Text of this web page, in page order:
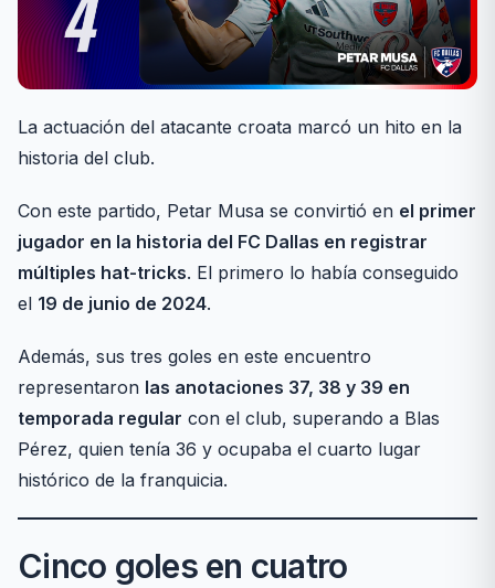
La actuación del atacante croata marcó un hito en la
historia del club.
Con este partido, Petar Musa se convirtió en el primer
jugador en la historia del FC Dallas en registrar
múltiples hat-tricks. El primero lo había conseguido
el 19 de junio de 2024.
Además, sus tres goles en este encuentro
representaron las anotaciones 37, 38 y 39 en
temporada regular con el club, superando a Blas
Pérez, quien tenía 36 y ocupaba el cuarto lugar
histórico de la franquicia.
Cinco goles en cuatro